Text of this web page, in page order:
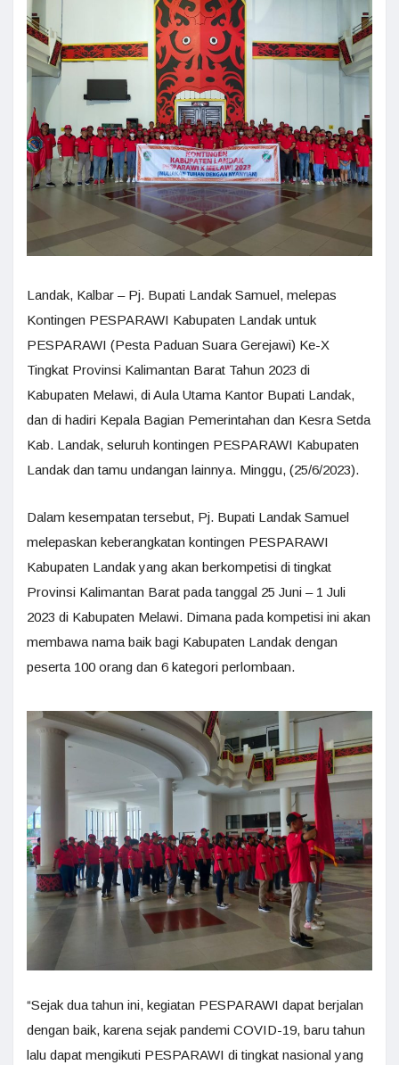
Landak, Kalbar – Pj. Bupati Landak Samuel, melepas
Kontingen PESPARAWI Kabupaten Landak untuk
PESPARAWI (Pesta Paduan Suara Gerejawi) Ke-X
Tingkat Provinsi Kalimantan Barat Tahun 2023 di
Kabupaten Melawi, di Aula Utama Kantor Bupati Landak,
dan di hadiri Kepala Bagian Pemerintahan dan Kesra Setda
Kab. Landak, seluruh kontingen PESPARAWI Kabupaten
Landak dan tamu undangan lainnya. Minggu, (25/6/2023).
Dalam kesempatan tersebut, Pj. Bupati Landak Samuel
melepaskan keberangkatan kontingen PESPARAWI
Kabupaten Landak yang akan berkompetisi di tingkat
Provinsi Kalimantan Barat pada tanggal 25 Juni – 1 Juli
2023 di Kabupaten Melawi. Dimana pada kompetisi ini akan
membawa nama baik bagi Kabupaten Landak dengan
peserta 100 orang dan 6 kategori perlombaan.
“Sejak dua tahun ini, kegiatan PESPARAWI dapat berjalan
dengan baik, karena sejak pandemi COVID-19, baru tahun
lalu dapat mengikuti PESPARAWI di tingkat nasional yang